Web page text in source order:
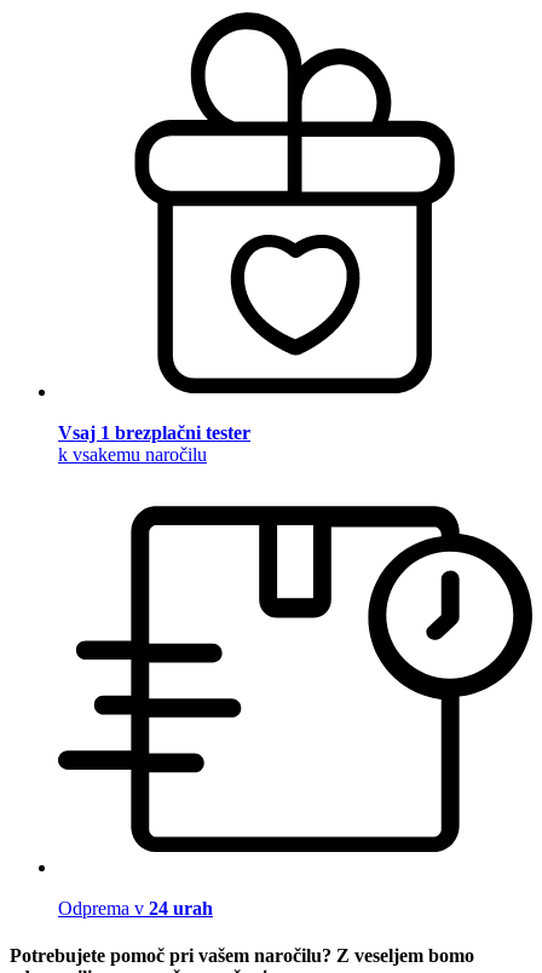
Vsaj 1 brezplačni tester
k vsakemu naročilu
Odprema v 24 urah
Potrebujete pomoč pri vašem naročilu? Z veseljem bomo